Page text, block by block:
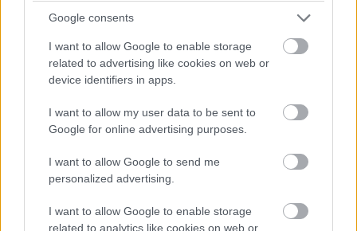
Google consents
I want to allow Google to enable storage
related to advertising like cookies on web or
device identifiers in apps.
I want to allow my user data to be sent to
Google for online advertising purposes.
I want to allow Google to send me
personalized advertising.
I want to allow Google to enable storage
related to analytics like cookies on web or
Sapporo, Hokkaido, Ιαπωνία